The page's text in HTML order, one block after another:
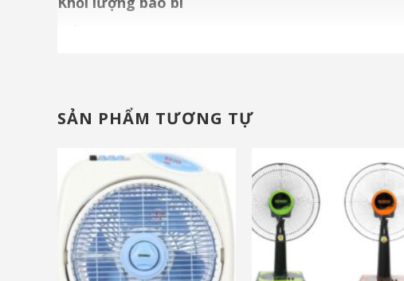
Đầu quạt: 6.9kg
Lưu ý: Hình ảnh sản phẩm chỉ có tính chất minh họa, chi tiết
SẢN PHẨM TƯƠNG TỰ
và nhiều ưu đãi khác và nhiều ưu đãi khác